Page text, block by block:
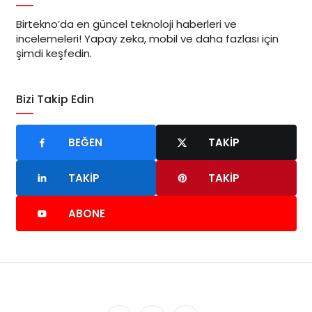
Birtekno’da en güncel teknoloji haberleri ve
incelemeleri! Yapay zeka, mobil ve daha fazlası için
şimdi keşfedin.
Bizi Takip Edin
BEĞEN TAKIP
TAKIP TAKIP
ABONE